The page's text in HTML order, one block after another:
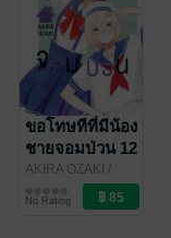
ขอโทษทีที่มีน้อง
ชายจอมป่วน 12
AKIRA OZAKI /
Bongkoch
Publishing
การ์ตูนผู้หญิง
No Rating